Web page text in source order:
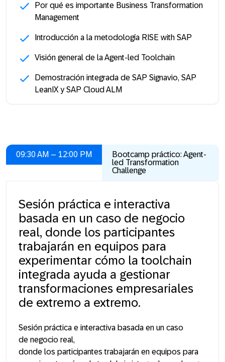
Por qué es importante Business Transformation
Management
Introducción a la metodología RISE with SAP
Visión general de la Agent-led Toolchain
Demostración integrada de SAP Signavio, SAP
LeanIX y SAP Cloud ALM
09:30 AM – 12:00 PM
Bootcamp práctico: Agent-
led Transformation
Challenge
Sesión práctica e interactiva
basada en un caso de negocio
real, donde los participantes
trabajarán en equipos para
experimentar cómo la toolchain
integrada ayuda a gestionar
transformaciones empresariales
de extremo a extremo.
Sesión práctica e interactiva basada en un caso
de negocio real,
donde los participantes trabajarán en equipos para